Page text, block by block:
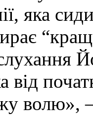
яка
волю»,